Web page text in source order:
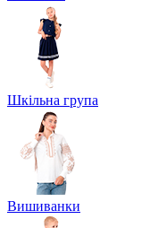
Шкільна група
Вишиванки